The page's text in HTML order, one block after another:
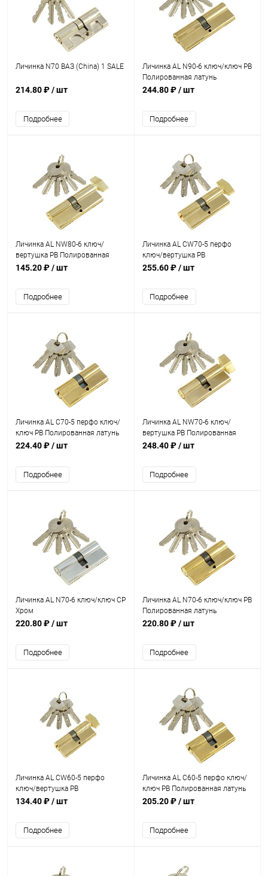
Личинка N70 ВАЗ (Сhina) 1 SALE
214.80 ₽/ шт
Подробнее
Личинка AL N90-6 ключ/ключ PB
Полированная латунь
244.80 ₽/ шт
Подробнее
Личинка AL NW80-6 ключ/
вертушка PB Полированная
латунь
145.20 ₽/ шт
Подробнее
Личинка AL CW70-5 перфо
ключ/вертушка PB
Полированная латунь
255.60 ₽/ шт
Подробнее
Личинка AL C70-5 перфо ключ/
ключ PB Полированная латунь
224.40 ₽/ шт
Подробнее
Личинка AL NW70-6 ключ/
вертушка PB Полированная
латунь
248.40 ₽/ шт
Подробнее
Личинка AL N70-6 ключ/ключ CP
Хром
220.80 ₽/ шт
Подробнее
Личинка AL N70-6 ключ/ключ PB
Полированная латунь
220.80 ₽/ шт
Подробнее
Личинка AL CW60-5 перфо
ключ/вертушка PB
Полированная латунь
134.40 ₽/ шт
Подробнее
Личинка AL C60-5 перфо ключ/
ключ PB Полированная латунь
205.20 ₽/ шт
Подробнее